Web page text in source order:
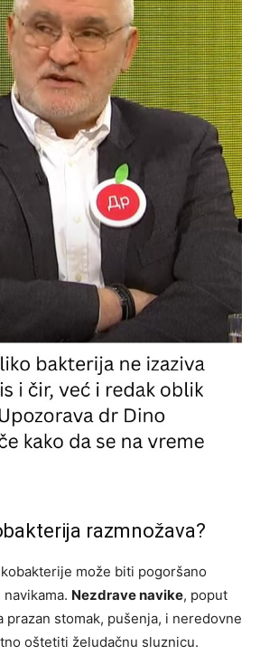
razmnožava?
može biti pogoršano
Nezdrave navike, poput
prazan stomak, pušenja, i neredovne
oštetiti želudačnu sluznicu.